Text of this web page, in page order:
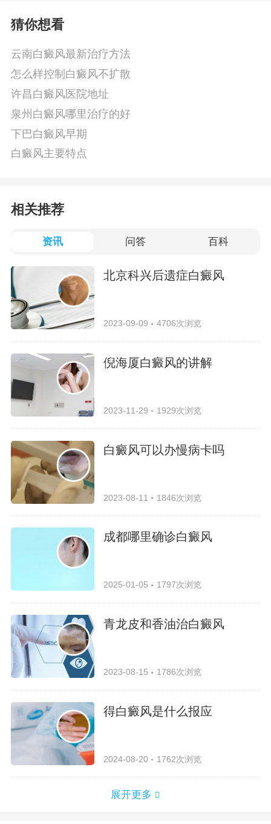
猜你想看
云南白癜风最新治疗方法
怎么样控制白癜风不扩散
许昌白癜风医院地址
泉州白癜风哪里治疗的好
下巴白癜风早期
白癜风主要特点
相关推荐
资讯 问答 百科
北京科兴后遗症白癜风
2023-09-09 4706次浏览
倪海厦白癜风的讲解
2023-11-29 1929次浏览
白癜风可以办慢病卡吗
2023-08-11 1846次浏览
成都哪里确诊白癜风
2025-01-05 1797次浏览
青龙皮和香油治白癜风
2023-08-15 1786次浏览
得白癜风是什么报应
2024-08-20 1762次浏览
展开更多